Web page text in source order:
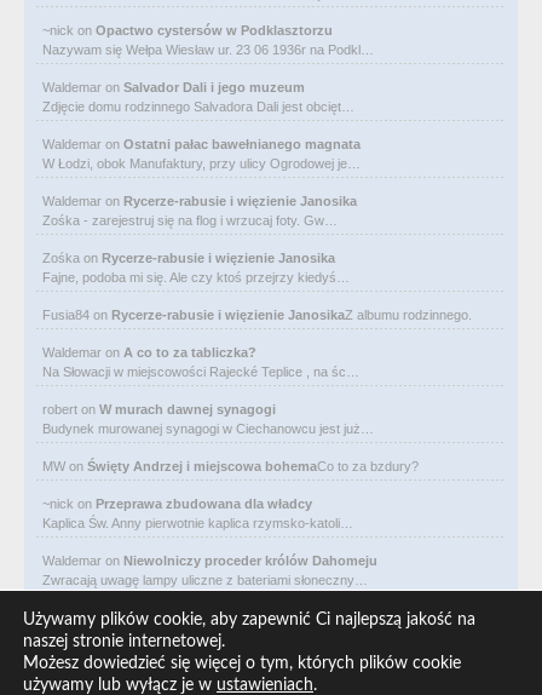
~nick on Opactwo cystersów w Podklasztorzu
Nazywam się Wełpa Wiesław ur. 23 06 1936r na Podkl…
Waldemar on Salvador Dali i jego muzeum
Zdjęcie domu rodzinnego Salvadora Dali jest obcięt…
Waldemar on Ostatni pałac bawełnianego magnata
W Łodzi, obok Manufaktury, przy ulicy Ogrodowej je…
Waldemar on Rycerze-rabusie i więzienie Janosika
Zośka - zarejestruj się na flog i wrzucaj foty. Gw…
Zośka on Rycerze-rabusie i więzienie Janosika
Fajne, podoba mi się. Ale czy ktoś przejrzy kiedyś…
Fusia84 on Rycerze-rabusie i więzienie JanosikaZ albumu rodzinnego.
Waldemar on A co to za tabliczka?
Na Słowacji w miejscowości Rajecké Teplice , na śc…
robert on W murach dawnej synagogi
Budynek murowanej synagogi w Ciechanowcu jest już…
MW on Święty Andrzej i miejscowa bohemaCo to za bzdury?
~nick on Przeprawa zbudowana dla władcy
Kaplica Św. Anny pierwotnie kaplica rzymsko-katoli…
Waldemar on Niewolniczy proceder królów Dahomeju
Zwracają uwagę lampy uliczne z bateriami słoneczny…
Waldemar on Adam Asnyk. Poeta z mojego miasta
CIEKAWOSTKA że pod banderą Malty pływa statek m/v…
Waldemar on
Historia na Wawelskim Wzgórzu
Używamy plików cookie, aby zapewnić Ci najlepszą jakość na
naszej stronie internetowej.
Możesz dowiedzieć się więcej o tym, których plików cookie
używamy lub wyłącz je w ustawieniach.